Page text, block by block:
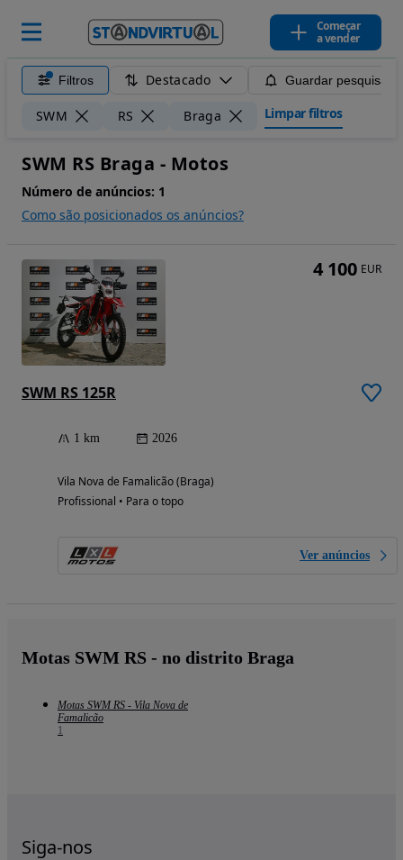
Começar
a vender
Filtros Destacado Guardar pesquisa
SWM RS Braga Limpar filtros
SWM RS Braga - Motos
Número de anúncios: 1
Como são posicionados os anúncios?
SWM RS 125R
1 km 2026
Vila Nova de Famalicão (Braga)
Profissional • Para o topo
Ver anúncios
4 100 EUR
Motas SWM RS - no distrito Braga
Motas SWM RS - Vila Nova de
Famalicão
1
Siga-nos